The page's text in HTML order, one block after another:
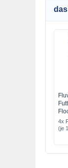
4x
(je